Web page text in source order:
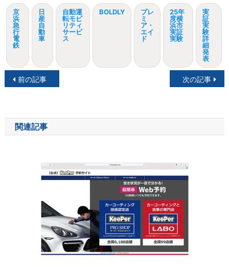
京
浜
急
行
電
鉄
日
産
自
動
車
自動運
転モビ
リティ
サービ
ス
BOLDLY
プレ
ミ
ア・
エイ
ド
25年
度横
浜市
実証
実験
実
証
実
験
詳
細
発
表
投
ナ
ビ
前の記事 次の記事
関連記事